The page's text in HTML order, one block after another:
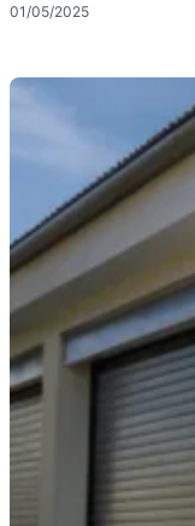
01/05/2025